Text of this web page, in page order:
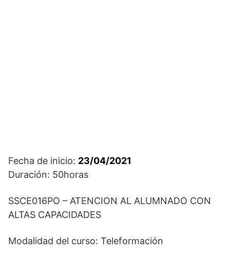
Fecha de inicio: 23/04/2021
Duración: 50horas
SSCE016PO – ATENCION AL ALUMNADO CON
ALTAS CAPACIDADES
Modalidad del curso: Teleformación